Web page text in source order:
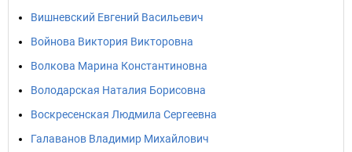
Вишневский Евгений Васильевич
Войнова Виктория Викторовна
Волкова Марина Константиновна
Володарская Наталия Борисовна
Воскресенская Людмила Сергеевна
Галаванов Владимир Михайлович